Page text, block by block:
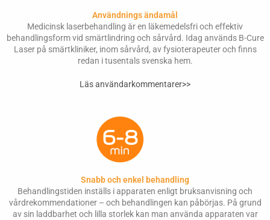
Användnings ändamål
Medicinsk laserbehandling är en läkemedelsfri och effektiv
behandlingsform vid smärtlindring och sårvård. Idag används B-Cure
Laser på smärtkliniker, inom sårvård, av fysioterapeuter och finns
redan i tusentals svenska hem.
Läs användarkommentarer>>
Snabb och enkel behandling
Behandlingstiden inställs i apparaten enligt bruksanvisning och
vårdrekommendationer – och behandlingen kan påbörjas. På grund
av sin laddbarhet och lilla storlek kan man använda apparaten var